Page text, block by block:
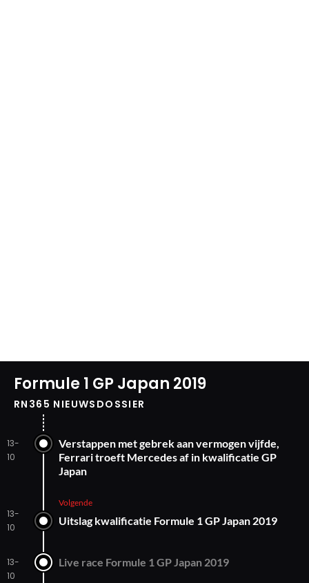
Formule 1 GP Japan 2019
RN365 NIEUWSDOSSIER
13-
10
Verstappen met gebrek aan vermogen vijfde,
Ferrari troeft Mercedes af in kwalificatie GP
Japan
13-
10
Volgende
Uitslag kwalificatie Formule 1 GP Japan 2019
13-
10
Live race Formule 1 GP Japan 2019